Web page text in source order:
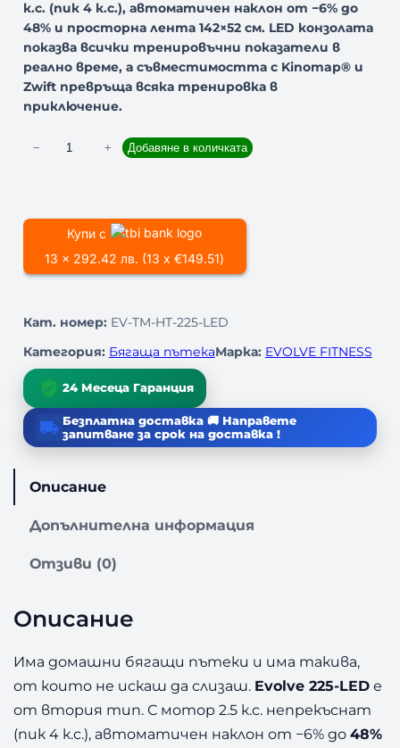
к.с. (пик 4 к.с.), автоматичен наклон от −6% до
48% и просторна лента 142×52 см. LED конзолата
показва всички тренировъчни показатели в
реално време, а съвместимостта с Kinomap® и
Zwift превръща всяка тренировка в
приключение.
ч
с
о
з
Б
я
г
а
е
E
o
l
e
2
− + Добавяне в количката
Купи с
13 x 292.42 лв. (13 x €149.51)
Кат. номер: EV-TM-HT-225-LED
Категория: Бягаща пътекаМарка: EVOLVE FITNESS
24 Месеца Гаранция
Безплатна доставка 🚚 Направете
запитване за срок на доставка !
Описание
Допълнителна информация
Отзиви (0)
Описание
Има домашни бягащи пътеки и има такива,
от които не искаш да слизаш. Evolve 225-LED е
от втория тип. С мотор 2.5 к.с. непрекъснат
(пик 4 к.с.), автоматичен наклон от −6% до48%